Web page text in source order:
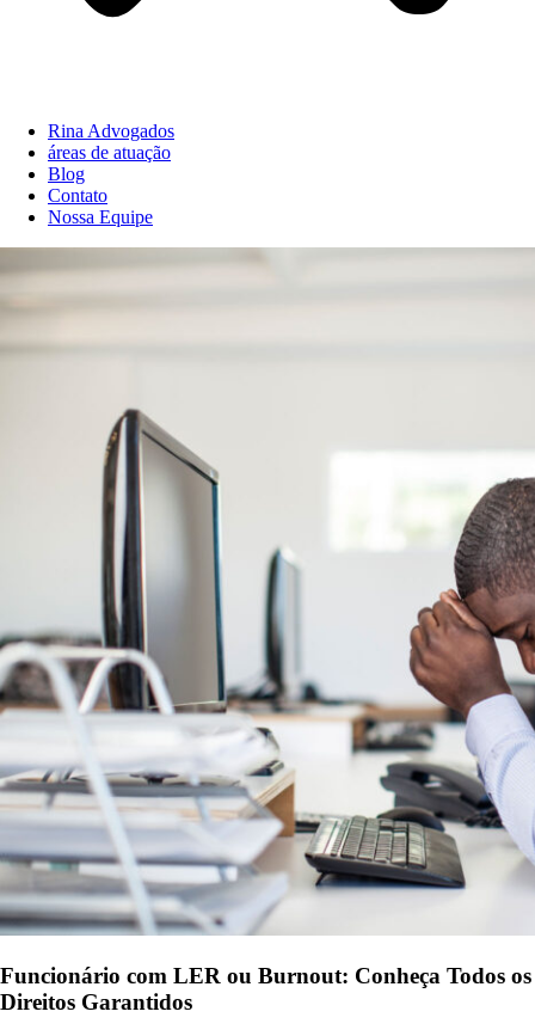
Rina Advogados
áreas de atuação
Blog
Contato
Nossa Equipe
Funcionário com LER ou Burnout: Conheça Todos os
Direitos Garantidos